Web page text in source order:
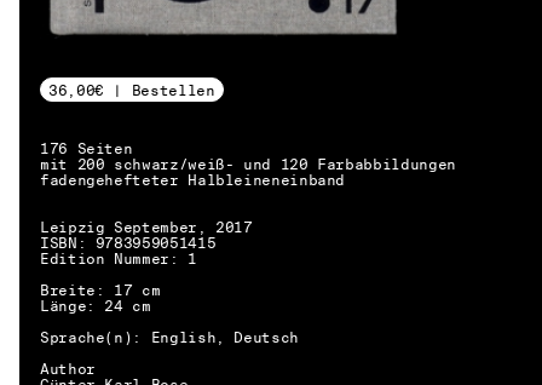
DE → EN
36,00€ | Bestellen
176 Seiten
mit 200 schwarz/weiß- und 120 Farbabbildungen
fadengehefteter Halbleineneinband
Leipzig September, 2017
ISBN: 9783959051415
Edition Nummer: 1
Breite: 17 cm
Länge: 24 cm
Sprache(n): English, Deutsch
Author